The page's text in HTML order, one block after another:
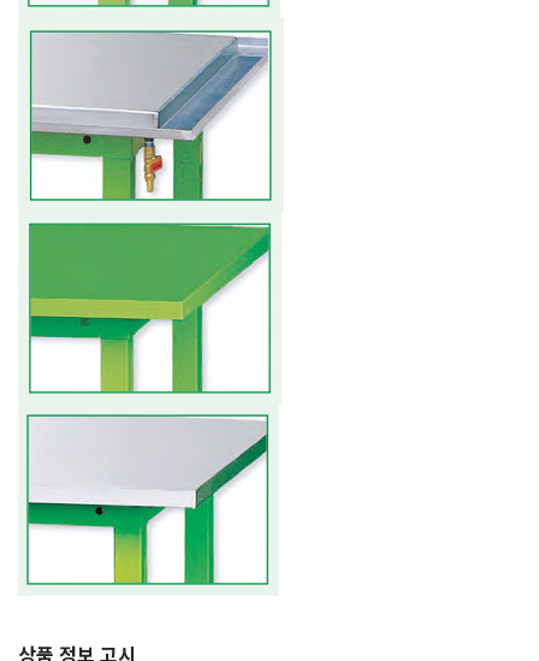
상품 정보 고시